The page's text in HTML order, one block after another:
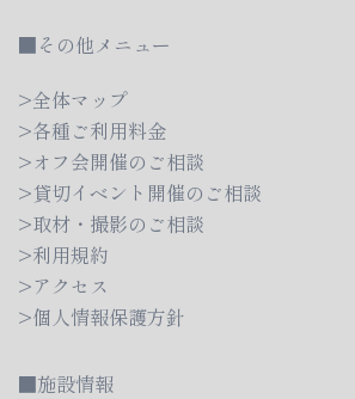
■その他メニュー
>全体マップ
>各種ご利用料金
>オフ会開催のご相談
>貸切イベント開催のご相談
>取材・撮影のご相談
>利用規約
>アクセス
>個人情報保護方針
■施設情報